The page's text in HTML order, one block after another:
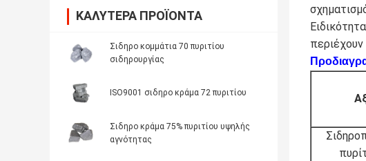
ΚΑΛΎΤΕΡΑ ΠΡΟΪΌΝΤΑ
Σιδηρο κομμάτια 70 πυριτίου
σιδηρουργίας
ISO9001 σιδηρο κράμα 72 πυριτίου
Σιδηρο κράμα 75% πυριτίου υψηλής
αγνότητας